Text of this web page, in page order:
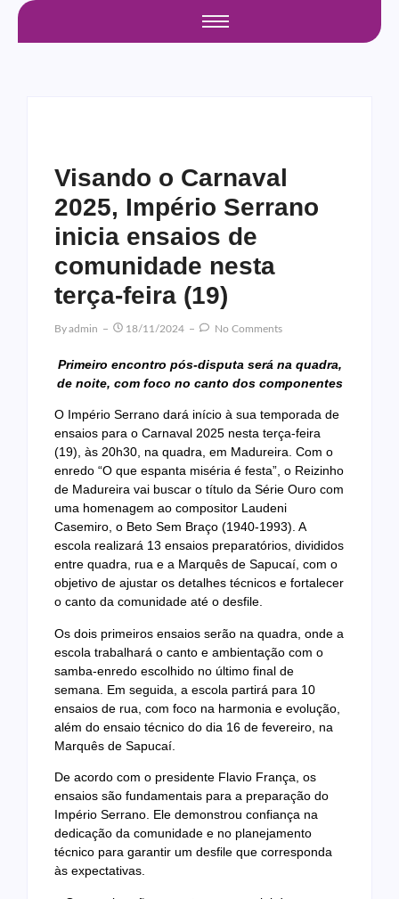
Visando o Carnaval
2025, Império Serrano
inicia ensaios de
comunidade nesta
terça-feira (19)
ByAdmin 18/11/2024 No Comments
Primeiro encontro pós-disputa será na quadra,
de noite, com foco no canto dos componentes
O Império Serrano dará início à sua temporada de
ensaios para o Carnaval 2025 nesta terça-feira
(19), às 20h30, na quadra, em Madureira. Com o
enredo “O que espanta miséria é festa”, o Reizinho
de Madureira vai buscar o título da Série Ouro com
uma homenagem ao compositor Laudeni
Casemiro, o Beto Sem Braço (1940-1993). A
escola realizará 13 ensaios preparatórios, divididos
entre quadra, rua e a Marquês de Sapucaí, com o
objetivo de ajustar os detalhes técnicos e fortalecer
o canto da comunidade até o desfile.
Os dois primeiros ensaios serão na quadra, onde a
escola trabalhará o canto e ambientação com o
samba-enredo escolhido no último final de
semana. Em seguida, a escola partirá para 10
ensaios de rua, com foco na harmonia e evolução,
além do ensaio técnico do dia 16 de fevereiro, na
Marquês de Sapucaí.
De acordo com o presidente Flavio França, os
ensaios são fundamentais para a preparação do
Império Serrano. Ele demonstrou confiança na
dedicação da comunidade e no planejamento
técnico para garantir um desfile que corresponda
às expectativas.